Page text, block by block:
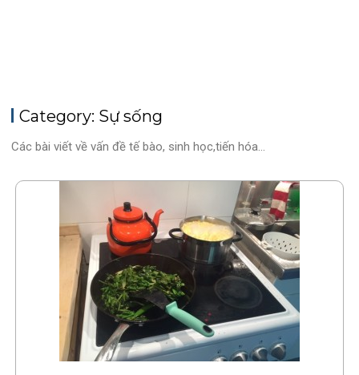
Category: Sự sống
Các bài viết về vấn đề tế bào, sinh học,tiến hóa…